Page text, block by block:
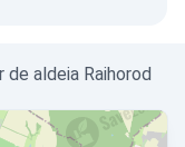
aldeia Raihorod